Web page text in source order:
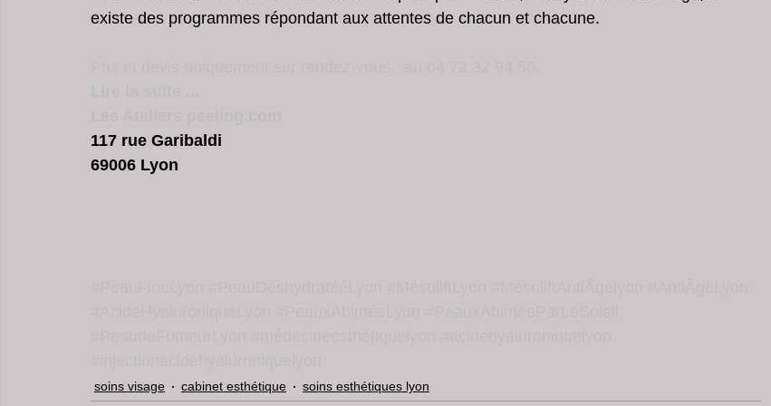
existe des programmes répondant aux attentes de chacun et chacune.
117 rue Garibaldi
69006 Lyon
soins visage cabinet esthétique soins esthétiques lyon